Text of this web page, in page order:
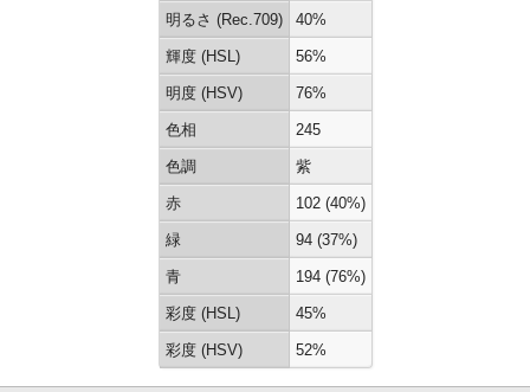
明るさ (Rec.709) 40%
輝度 (HSL) 56%
明度 (HSV) 76%
色相 245
色調 紫
赤 102 (40%)
緑 94 (37%)
青 194 (76%)
彩度 (HSL) 45%
彩度 (HSV) 52%